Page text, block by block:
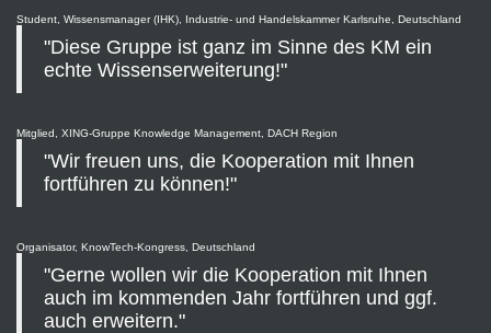
Student, Wissensmanager (IHK), Industrie- und Handelskammer Karlsruhe, Deutschland
"Diese Gruppe ist ganz im Sinne des KM ein
echte Wissenserweiterung!"
Mitglied, XING-Gruppe Knowledge Management, DACH Region
"Wir freuen uns, die Kooperation mit Ihnen
fortführen zu können!"
Organisator, KnowTech-Kongress, Deutschland
"Gerne wollen wir die Kooperation mit Ihnen
auch im kommenden Jahr fortführen und ggf.
auch erweitern."